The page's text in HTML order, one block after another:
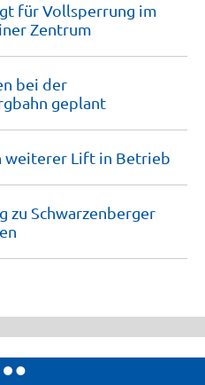
für Vollsperrung im
Zentrum
bei der
geplant
weiterer Lift in Betrieb
zu Schwarzenberger